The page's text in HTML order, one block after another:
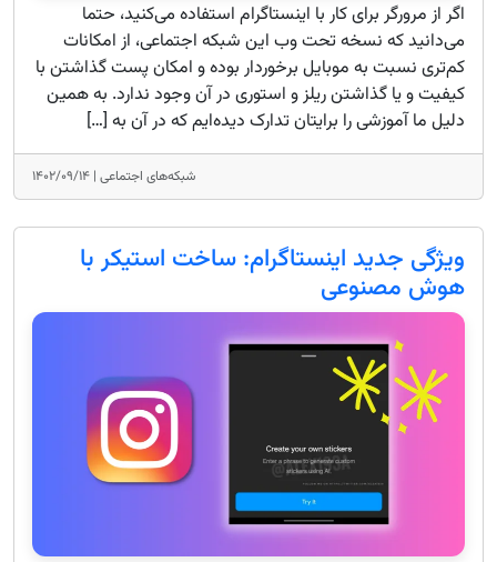
اگر از مرورگر برای کار با اینستاگرام استفاده می‌کنید، حتما
می‌دانید که نسخه تحت وب این شبکه اجتماعی، از امکانات
کم‌تری نسبت به موبایل برخوردار بوده و امکان پست گذاشتن با
کیفیت و یا گذاشتن ریلز و استوری در آن وجود ندارد. به همین
دلیل ما آموزشی را برایتان تدارک دیده‌ایم که در آن به […]
شبکه‌های اجتماعی | ۱۴۰۲/۰۹/۱۴
ویژگی جدید اینستاگرام: ساخت استیکر با
هوش مصنوعی